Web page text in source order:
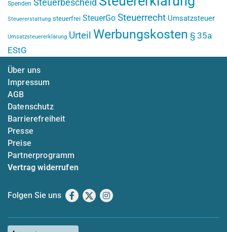
Spenden Steuerbescheid
Steuererstattung steuerfrei SteuerGo Steuerrecht Umsatzsteuer
Umsatzsteuererklärung Urteil Werbungskosten § 35a
EStG
Über uns
Impressum
AGB
Datenschutz
Barrierefreiheit
Presse
Preise
Partnerprogramm
Vertrag widerrufen
Folgen Sie uns Facebook
X Instagram